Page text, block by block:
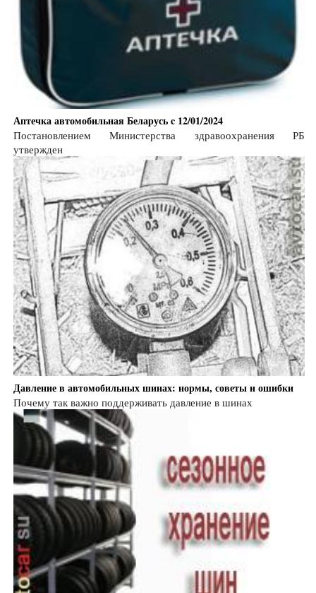
Аптечка автомобильная Беларусь c 12/01/2024
Постановлением Министерства здравоохранения РБ
утвержден
Давление в автомобильных шинах: нормы, советы и ошибки
Почему так важно поддерживать давление в шинах